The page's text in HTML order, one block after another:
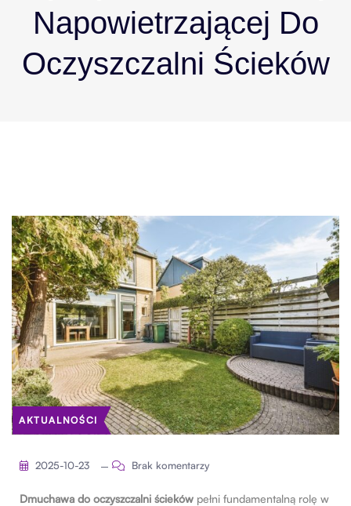
Napowietrzającej Do
Oczyszczalni Ścieków
AKTUALNOŚCI
2025-10-23 Brak komentarzy
Dmuchawa do oczyszczalni ścieków pełni fundamentalną rolę w